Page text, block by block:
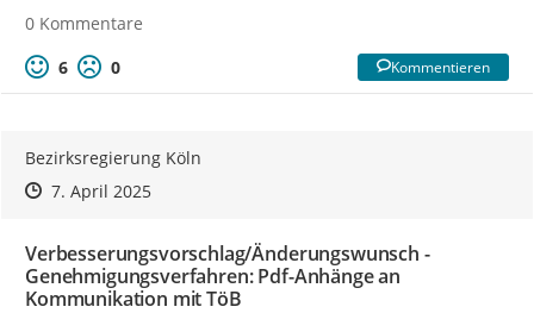
0 Kommentare
6
0 Kommentieren
Bezirksregierung Köln
Zeitpunkt des Erstellens
Zeitpunkt des Erstellens
7. April 2025Zur Äußerung
Verbesserungsvorschlag/Änderungswunsch -
Genehmigungsverfahren: Pdf-Anhänge an
Kommunikation mit TöB